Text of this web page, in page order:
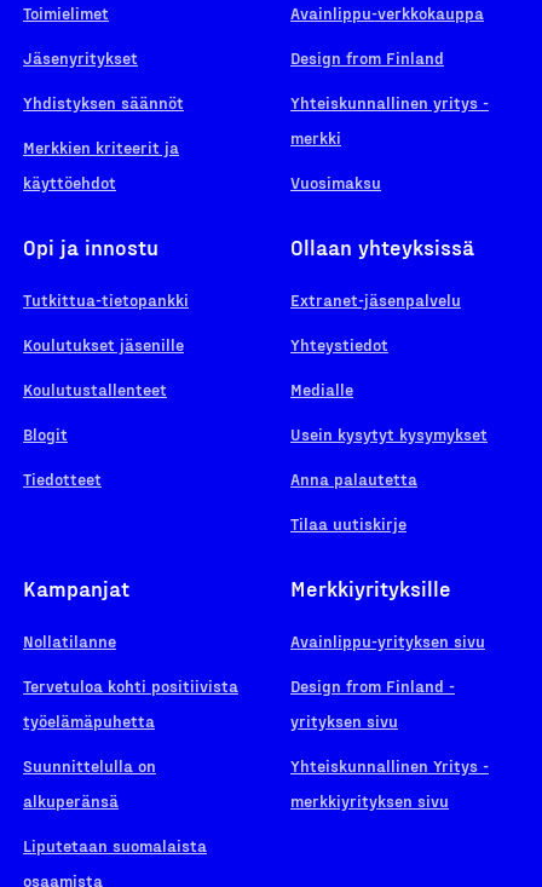
Toimielimet
Jäsenyritykset
Yhdistyksen säännöt
Merkkien kriteerit ja
käyttöehdot
Avainlippu-verkkokauppa
Design from Finland
Yhteiskunnallinen yritys -
merkki
Vuosimaksu
Opi ja innostu
Tutkittua-tietopankki
Koulutukset jäsenille
Koulutustallenteet
Blogit
Tiedotteet
Ollaan yhteyksissä
Extranet-jäsenpalvelu
Yhteystiedot
Medialle
Usein kysytyt kysymykset
Anna palautetta
Tilaa uutiskirje
Kampanjat
Nollatilanne
Tervetuloa kohti positiivista
työelämäpuhetta
Suunnittelulla on
alkuperänsä
Liputetaan suomalaista
osaamista
Merkkiyrityksille
Avainlippu-yrityksen sivu
Design from Finland -
yrityksen sivu
Yhteiskunnallinen Yritys -
merkkiyrityksen sivu